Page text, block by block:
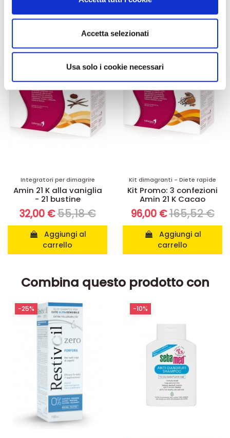
dalla Dichiarazione sui cookie.
Utilizziamo i cookie per personalizzare contenuti ed
analizzare il nostro traffico. Condividiamo inoltre
informazioni sul modo in cui utilizza il nostro sito con i
nostri partner che si occupano di analisi dei dati web,
pubblicità e social media, i quali potrebbero combinarle
con altre informazioni che ha fornito loro o che hanno
raccolto dal suo utilizzo dei loro servizi.
Accetta selezionati
Usa solo i cookie necessari
Integratori per dimagrire
Amin 21 K alla vaniglia
- 21 bustine
32,00 €55,18 €
carrello
-42%
Kit dimagranti - Diete rapide
Kit Promo: 3 confezioni
Amin 21 K Cacao
96,00 €165,52 €
carrello
-42%
Combina questo prodotto con
-25% -10%